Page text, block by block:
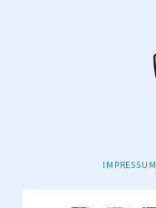
NAVIGATION
IMPRESSUM